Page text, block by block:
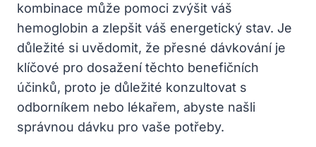
kombinace může pomoci zvýšit váš
hemoglobin a zlepšit váš energetický stav. Je
důležité si uvědomit, že přesné dávkování je
klíčové pro dosažení těchto benefičních
účinků, proto je důležité konzultovat s
odborníkem nebo lékařem, abyste našli
správnou dávku pro vaše potřeby.